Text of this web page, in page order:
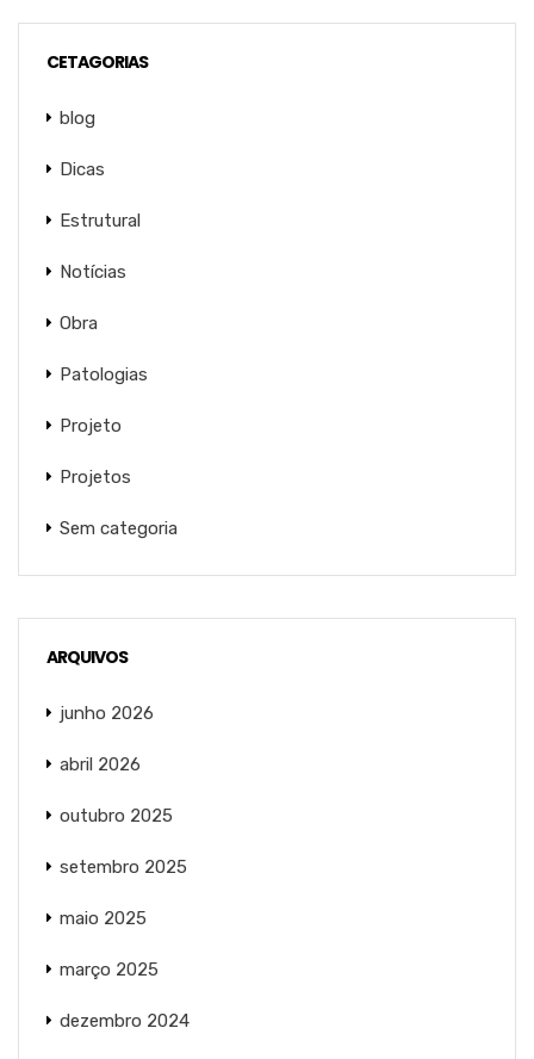
CETAGORIAS
blog
Dicas
Estrutural
Notícias
Obra
Patologias
Projeto
Projetos
Sem categoria
ARQUIVOS
junho 2026
abril 2026
outubro 2025
setembro 2025
maio 2025
março 2025
dezembro 2024